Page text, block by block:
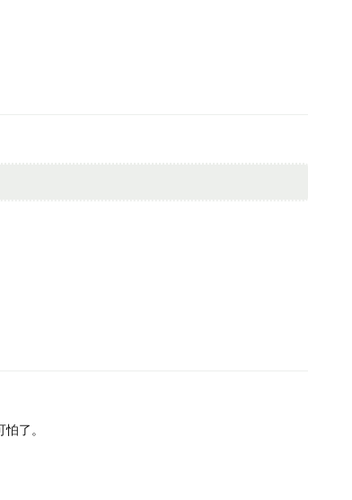
了。